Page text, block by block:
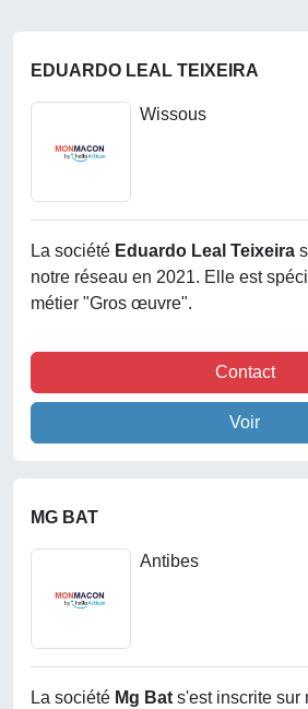
EDUARDO LEAL TEIXEIRA
Wissous
La société Eduardo Leal Teixeira
notre réseau en 2021. Elle est
métier "Gros œuvre".
Contact
Voir
MG BAT
Antibes
La société Mg Bat s'est inscrite sur